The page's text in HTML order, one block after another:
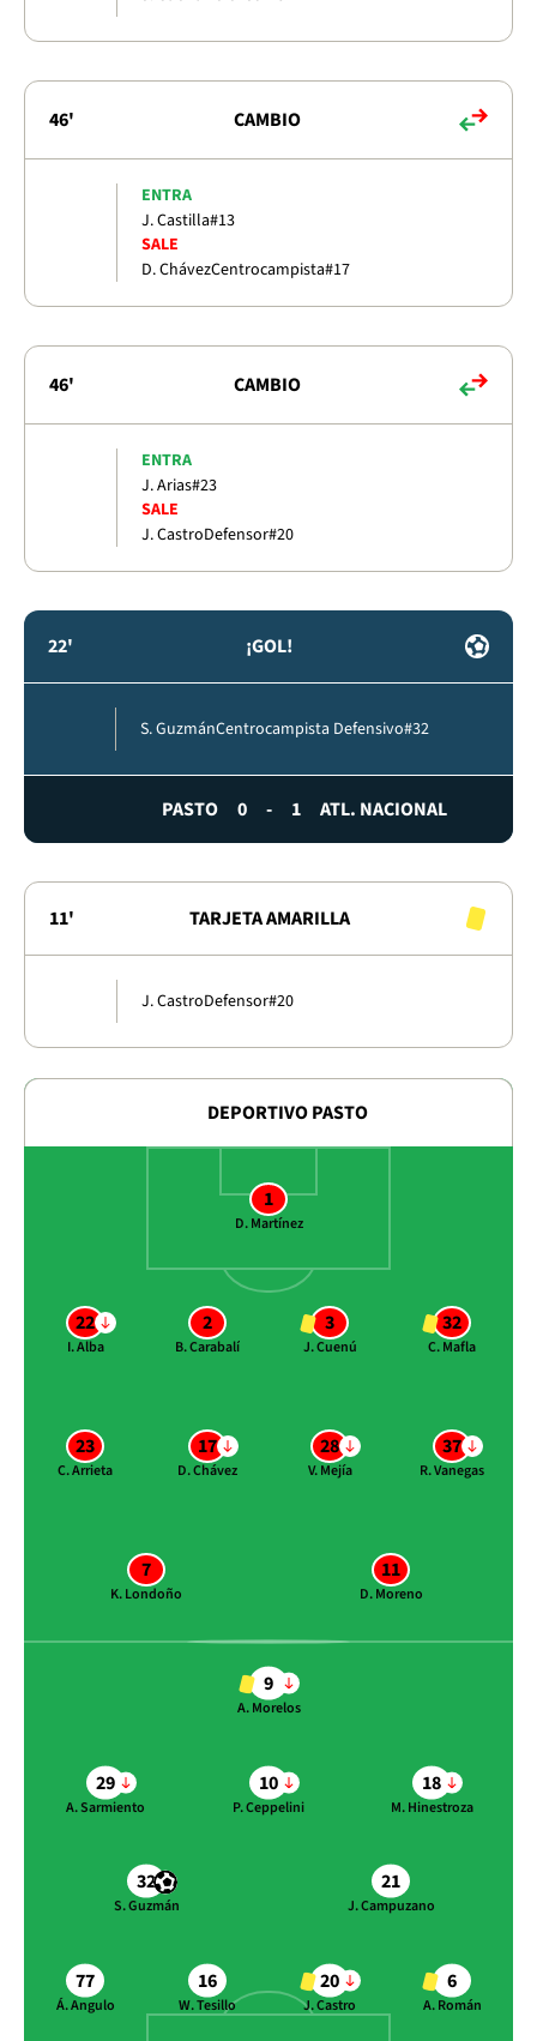
46' CAMBIO
ENTRA
J. Castilla#13
SALE
D. ChávezCentrocampista#17
46' CAMBIO
ENTRA
J. Arias#23
SALE
J. CastroDefensor#20
22' ¡GOL!
S. GuzmánCentrocampista Defensivo#32
PASTO 0 - 1 ATL. NACIONAL
11' TARJETA AMARILLA
J. CastroDefensor#20
DEPORTIVO PASTO
1
D. Martínez
22
I. Alba
2
B. Carabalí
3
J. Cuenú
32
C. Mafla
23
C. Arrieta
17
D. Chávez
28
V. Mejía
37
R. Vanegas
7
K. Londoño
11
D. Moreno
6
A. Román
20
J. Castro
16
W. Tesillo
77
Á. Angulo
21
J. Campuzano
32
S. Guzmán
18
M. Hinestroza
10
P. Ceppelini
29
A. Sarmiento
9
A. Morelos